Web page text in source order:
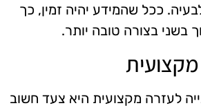
ככל שהמידע יהיה זמין, כך
בשני בצורה טובה יותר.
לעזרה מקצועית היא צעד חשוב